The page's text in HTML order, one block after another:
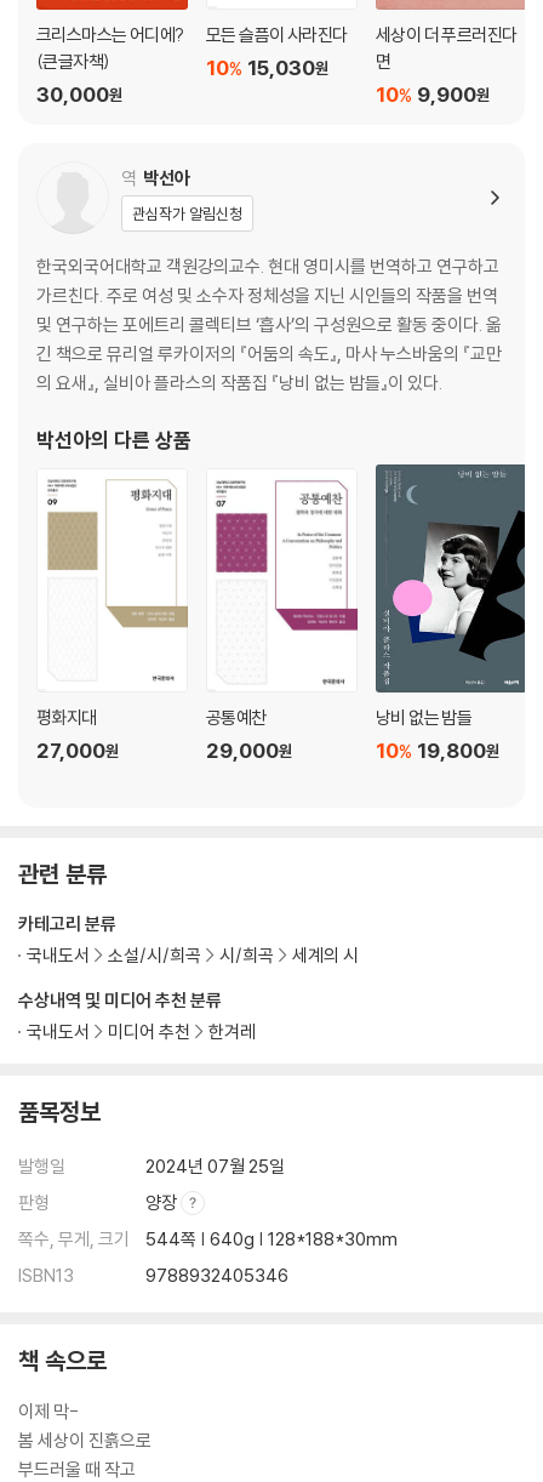
인류혐오적 기분
XII. 결말
필멸자의 속삭임
후주곡
해설 극단의 조화: E. E. 커밍스의 시 세계
판본 소개
E. E. 커밍스 연보
크리스마스는 어디에?
(큰글자책)
30,000원
모든 슬픔이 사라진다
15,030원
10%
세상이 더 푸르러진다
면
9,900원
10%
역 박선아
관심작가 알림신청
한국외국어대학교 객원강의교수. 현대 영미시를 번역하고 연구하고
가르친다. 주로 여성 및 소수자 정체성을 지닌 시인들의 작품을 번역
및 연구하는 포에트리 콜렉티브 ‘흡사’의 구성원으로 활동 중이다. 옮
긴 책으로 뮤리얼 루카이저의 『어둠의 속도』, 마사 누스바움의 『교만
의 요새』, 실비아 플라스의 작품집 『낭비 없는 밤들』이 있다.
박선아의 다른 상품
평화지대
27,000원
공통예찬
29,000원
낭비 없는 밤들
19,800원
10%
관련 분류
수상내역 및 미디어 추천 분류
국내도서
미디어 추천 한겨레
카테고리 분류
국내도서
소설/시/희곡 시/희곡 세계의 시
품목정보
발행일
2024년 07월 25일
판형
양장
쪽수, 무게, 크기
544쪽 | 640g | 128*188*30mm
ISBN13
9788932405346
책 속으로
이제 막-
봄 세상이 진흙으로
부드러울 때 작고